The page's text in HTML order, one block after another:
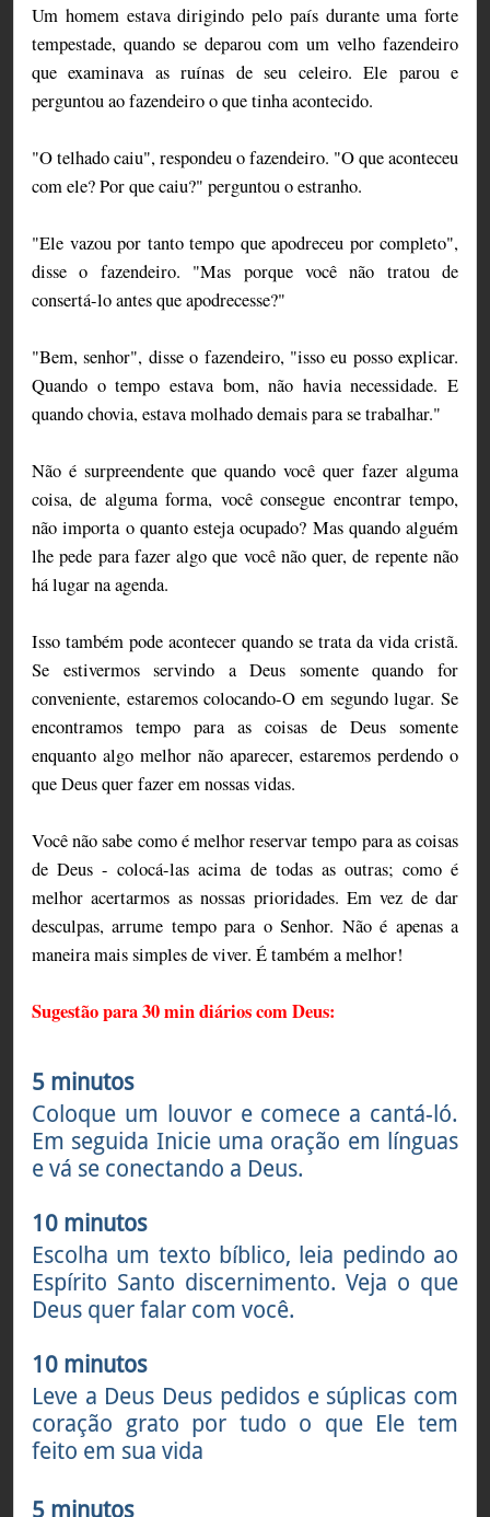
Um homem estava dirigindo pelo país durante uma forte
tempestade, quando se deparou com um velho fazendeiro
que examinava as ruínas de seu celeiro. Ele parou e
perguntou ao fazendeiro o que tinha acontecido.
"O telhado caiu", respondeu o fazendeiro. "O que aconteceu
com ele? Por que caiu?" perguntou o estranho.
"Ele vazou por tanto tempo que apodreceu por completo",
disse o fazendeiro. "Mas porque você não tratou de
consertá-lo antes que apodrecesse?"
"Bem, senhor", disse o fazendeiro, "isso eu posso explicar.
Quando o tempo estava bom, não havia necessidade. E
quando chovia, estava molhado demais para se trabalhar."
Não é surpreendente que quando você quer fazer alguma
coisa, de alguma forma, você consegue encontrar tempo,
não importa o quanto esteja ocupado? Mas quando alguém
lhe pede para fazer algo que você não quer, de repente não
há lugar na agenda.
Isso também pode acontecer quando se trata da vida cristã.
Se estivermos servindo a Deus somente quando for
conveniente, estaremos colocando-O em segundo lugar. Se
encontramos tempo para as coisas de Deus somente
enquanto algo melhor não aparecer, estaremos perdendo o
que Deus quer fazer em nossas vidas.
Você não sabe como é melhor reservar tempo para as coisas
de Deus - colocá-las acima de todas as outras; como é
melhor acertarmos as nossas prioridades. Em vez de dar
desculpas, arrume tempo para o Senhor. Não é apenas a
maneira mais simples de viver. É também a melhor!
Sugestão para 30 min diários com Deus:
5 minutos
Coloque um louvor e comece a cantá-ló.
Em seguida Inicie uma oração em línguas
e vá se conectando a Deus.
10 minutos
Escolha um texto bíblico, leia pedindo ao
Espírito Santo discernimento. Veja o que
Deus quer falar com você.
10 minutos
Leve a Deus Deus pedidos e súplicas com
coração grato por tudo o que Ele tem
feito em sua vida
5 minutos